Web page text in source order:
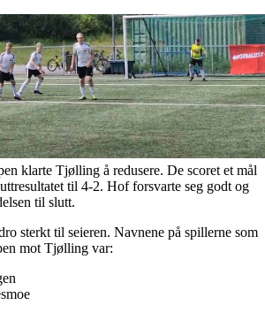
klarte Tjølling å redusere. De scoret et mål
til 4-2. Hof forsvarte seg godt og
til slutt.
sterkt til seieren. Navnene på spillerne som
mot Tjølling var: